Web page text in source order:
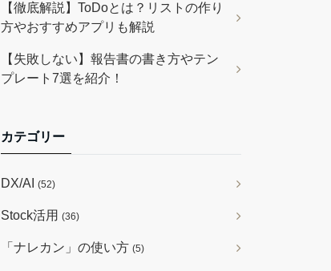
【徹底解説】ToDoとは？リストの作り
方やおすすめアプリも解説
【失敗しない】報告書の書き方やテン
プレート7選を紹介！
カテゴリー
DX/AI (52)
Stock活用 (36)
「ナレカン」の使い方 (5)